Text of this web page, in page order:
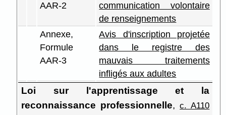
AAR-2
communication volontaire
de renseignements
Annexe,
Formule
AAR-3
Avis d'inscription projetée
dans le registre des
mauvais traitements
infligés aux adultes
Loi sur l'apprentissage et la
reconnaissance professionnelle, c. A110